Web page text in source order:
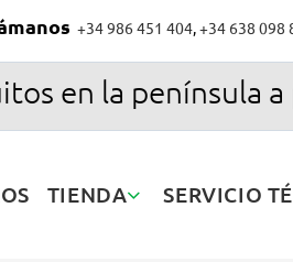
+34 986 451 404,+34 638 098
en la península
TIENDA SERVICIO